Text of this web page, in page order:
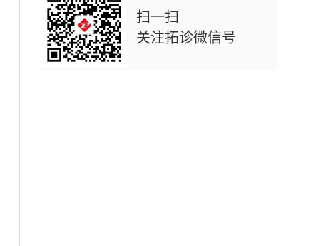
扫一扫
关注拓诊微信号